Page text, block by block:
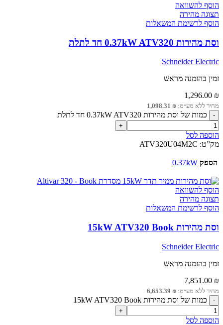
הוסף להשוואה
תצוגה מהירה
הוסף לרשימת המשאלות
וסת מהירות 0.37kW ATV320 חד לתלת
Schneider Electric
זמין בהזמנה מראש
1,296.00 ₪
מחיר ללא מע״מ: 1,098.31 ₪
כמות של וסת מהירות 0.37kW ATV320 חד לתלת
הוספה לסל
מק”ט: ATV320U04M2C
הספק 0.37kW
הוסף להשוואה
תצוגה מהירה
הוסף לרשימת המשאלות
וסת מהירות 15kW ATV320 Book
Schneider Electric
זמין בהזמנה מראש
7,851.00 ₪
מחיר ללא מע״מ: 6,653.39 ₪
כמות של וסת מהירות 15kW ATV320 Book
הוספה לסל